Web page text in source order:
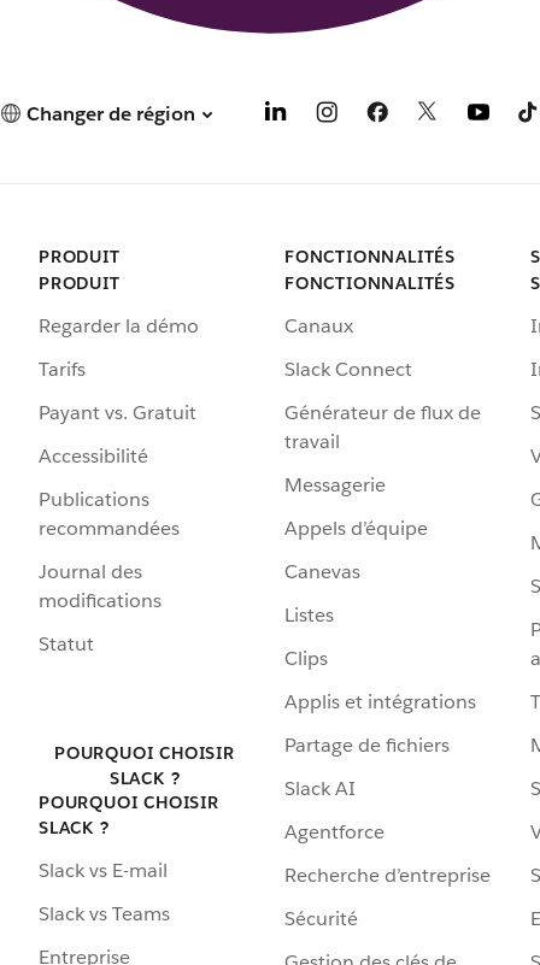
Changer de région
PRODUIT
PRODUIT
Regarder la démo
Tarifs
Payant vs. Gratuit
Accessibilité
Publications
recommandées
Journal des
modifications
Statut
POURQUOI CHOISIR
SLACK ?
POURQUOI CHOISIR
SLACK ?
Slack vs E-mail
Slack vs Teams
Entreprise
FONCTIONNALITÉS
FONCTIONNALITÉS
Canaux
Slack Connect
Générateur de flux de
travail
Messagerie
Appels d’équipe
Canevas
Listes
Clips
Applis et intégrations
Partage de fichiers
Slack AI
Agentforce
Recherche d’entreprise
Sécurité